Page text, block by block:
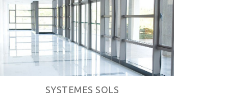
SYSTEMES SOLS